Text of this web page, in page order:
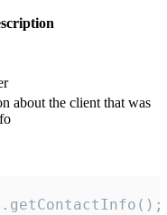
about the client that was